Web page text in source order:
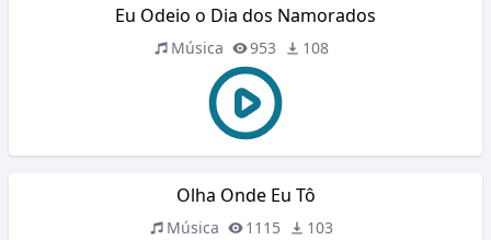
Eu Odeio o Dia dos Namorados
Música 953 108
Olha Onde Eu Tô
Música 1115 103